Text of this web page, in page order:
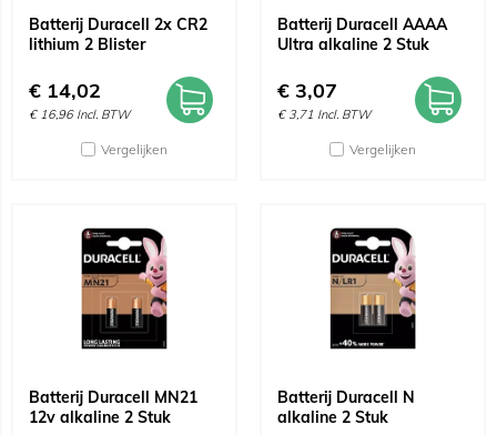
Batterij Duracell 2x CR2
lithium 2 Blister
€ 14,02
€ 16,96 Incl. BTW
Vergelijken
Batterij Duracell AAAA
Ultra alkaline 2 Stuk
€ 3,07
€ 3,71 Incl. BTW
Vergelijken
Batterij Duracell MN21
12v alkaline 2 Stuk
Batterij Duracell N
alkaline 2 Stuk